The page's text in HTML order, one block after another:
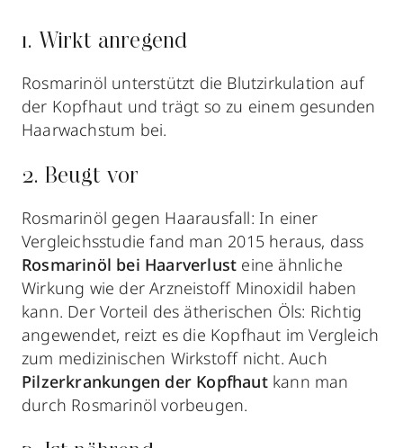
1. Wirkt anregend
Rosmarinöl unterstützt die Blutzirkulation auf
der Kopfhaut und trägt so zu einem gesunden
Haarwachstum bei.
2. Beugt vor
Rosmarinöl gegen Haarausfall: In einer
Vergleichsstudie fand man 2015 heraus, dass
Rosmarinöl bei Haarverlust eine ähnliche
Wirkung wie der Arzneistoff Minoxidil haben
kann. Der Vorteil des ätherischen Öls: Richtig
angewendet, reizt es die Kopfhaut im Vergleich
zum medizinischen Wirkstoff nicht. Auch
Pilzerkrankungen der Kopfhautkann man
durch Rosmarinöl vorbeugen.